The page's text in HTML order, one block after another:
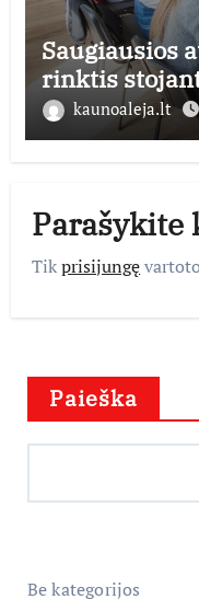
Saugiausios
rinktis
kaunoaleja.lt
Parašykite
Tikprisijungę
Paieška
Be kategorijos